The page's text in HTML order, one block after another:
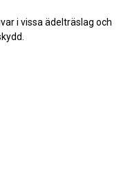
i vissa ädelträslag och